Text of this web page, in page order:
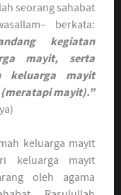
seorang sahabat
berkata:
kegiatan
mayit, serta
keluarga mayit
mayit).”
keluarga mayit
keluarga mayit
oleh agama